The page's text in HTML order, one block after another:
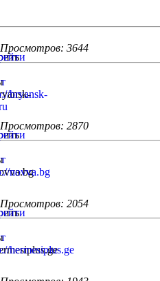
Просмотров: 3644
Просмотров: 2870
Просмотров: 2054